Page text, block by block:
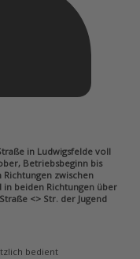
in Ludwigsfelde voll
Betriebsbeginn bis
Richtungen zwischen
in beiden Richtungen über
<> Str. der Jugend
bedient